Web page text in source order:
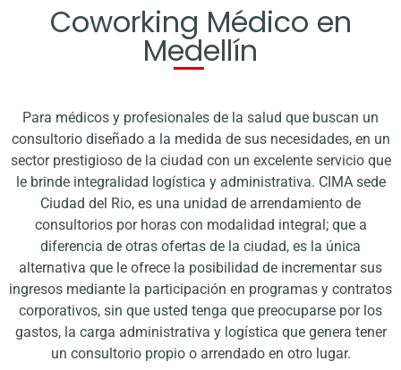
Coworking Médico en
Medellín
Para médicos y profesionales de la salud que buscan un
consultorio diseñado a la medida de sus necesidades, en un
sector prestigioso de la ciudad con un excelente servicio que
le brinde integralidad logística y administrativa. CIMA sede
Ciudad del Rio, es una unidad de arrendamiento de
consultorios por horas con modalidad integral; que a
diferencia de otras ofertas de la ciudad, es la única
alternativa que le ofrece la posibilidad de incrementar sus
ingresos mediante la participación en programas y contratos
corporativos, sin que usted tenga que preocuparse por los
gastos, la carga administrativa y logística que genera tener
un consultorio propio o arrendado en otro lugar.